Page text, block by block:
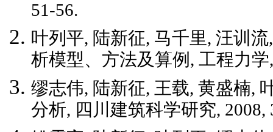
51-56.
叶列平, 陆新征, 马千里, 汪训
析模型、方法及算例, 工程力学
缪志伟, 陆新征, 王载, 黄盛楠,
分析, 四川建筑科学研究, 2008,